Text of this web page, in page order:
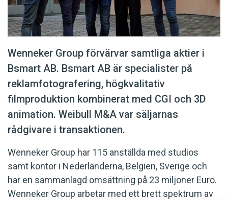
Wenneker Group förvärvar samtliga aktier i
Bsmart AB. Bsmart AB är specialister på
reklamfotografering, högkvalitativ
filmproduktion kombinerat med CGI och 3D
animation. Weibull M&A var säljarnas
rådgivare i transaktionen.
Wenneker Group har 115 anställda med studios
samt kontor i Nederländerna, Belgien, Sverige och
har en sammanlagd omsättning på 23 miljoner Euro.
Wenneker Group arbetar med ett brett spektrum av